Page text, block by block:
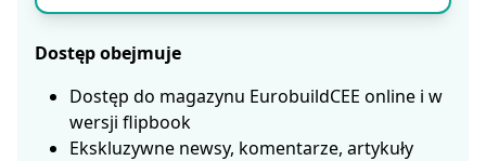
Dostęp obejmuje
Dostęp do magazynu EurobuildCEE online i w
wersji flipbook
Ekskluzywne newsy, komentarze, artykuły